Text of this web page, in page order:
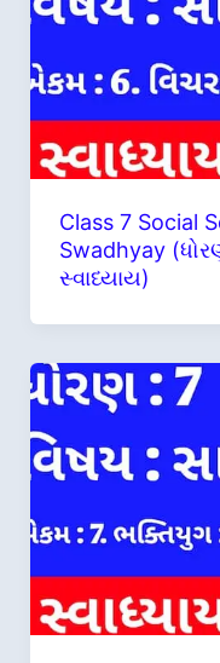
Class 7 Social
Swadhyay
સ્વાધ્યાય)